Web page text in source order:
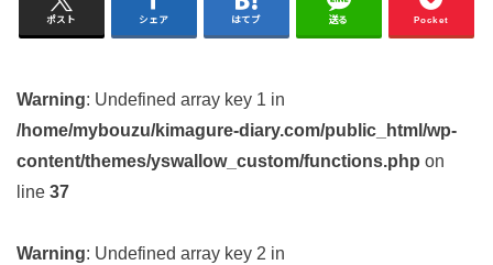
ポスト シェア はてブ 送る Pocket
Warning: Undefined array key 1 in
/home/mybouzu/kimagure-diary.com/public_html/wp-
content/themes/yswallow_custom/functions.php on
line 37
Warning: Undefined array key 2 in